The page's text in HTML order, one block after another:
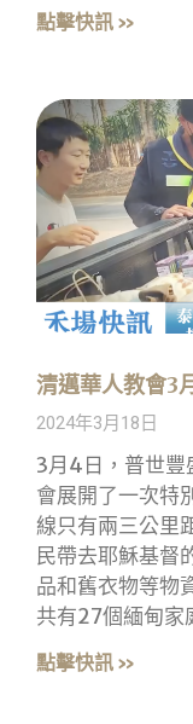
點擊快訊 »
清邁華人教會3
2024年3月18日
3月4日，普世豐
會展開了一次特
線只有兩三公里
民帶去耶穌基督
品和舊衣物等物
共有27個緬甸家
點擊快訊 »